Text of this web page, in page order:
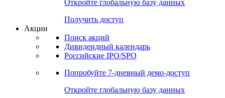
Откройте глобальную базу данных
Получить доступ
Акции
Поиск акций
Дивидендный календарь
Российские IPO/SPO
Попробуйте 7-дневный демо-доступ
Откройте глобальную базу данных